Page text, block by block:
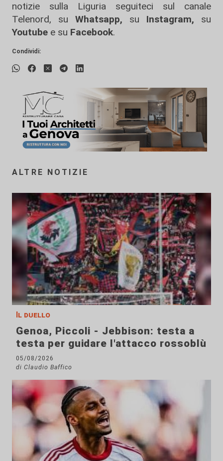
notizie sulla Liguria seguiteci sul canale
Telenord, su
Whatsapp, su Instagram, su
Youtube e su Facebook.
Condividi:
ALTRE NOTIZIE
Il duello
Genoa, Piccoli - Jebbison: testa a
testa per guidare l'attacco rossoblù
05/08/2026
di Claudio Baffico